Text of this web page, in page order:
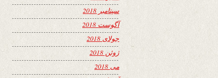
سپتامبر 2018
آگوست 2018
جولای 2018
ژوئن 2018
می 2018